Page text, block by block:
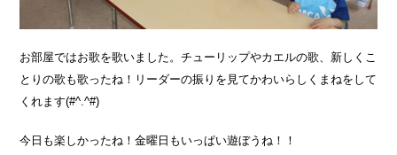
お部屋ではお歌を歌いました。チューリップやカエルの歌、新しくこ
とりの歌も歌ったね！リーダーの振りを見てかわいらしくまねをして
くれます(#^.^#)
今日も楽しかったね！金曜日もいっぱい遊ぼうね！！